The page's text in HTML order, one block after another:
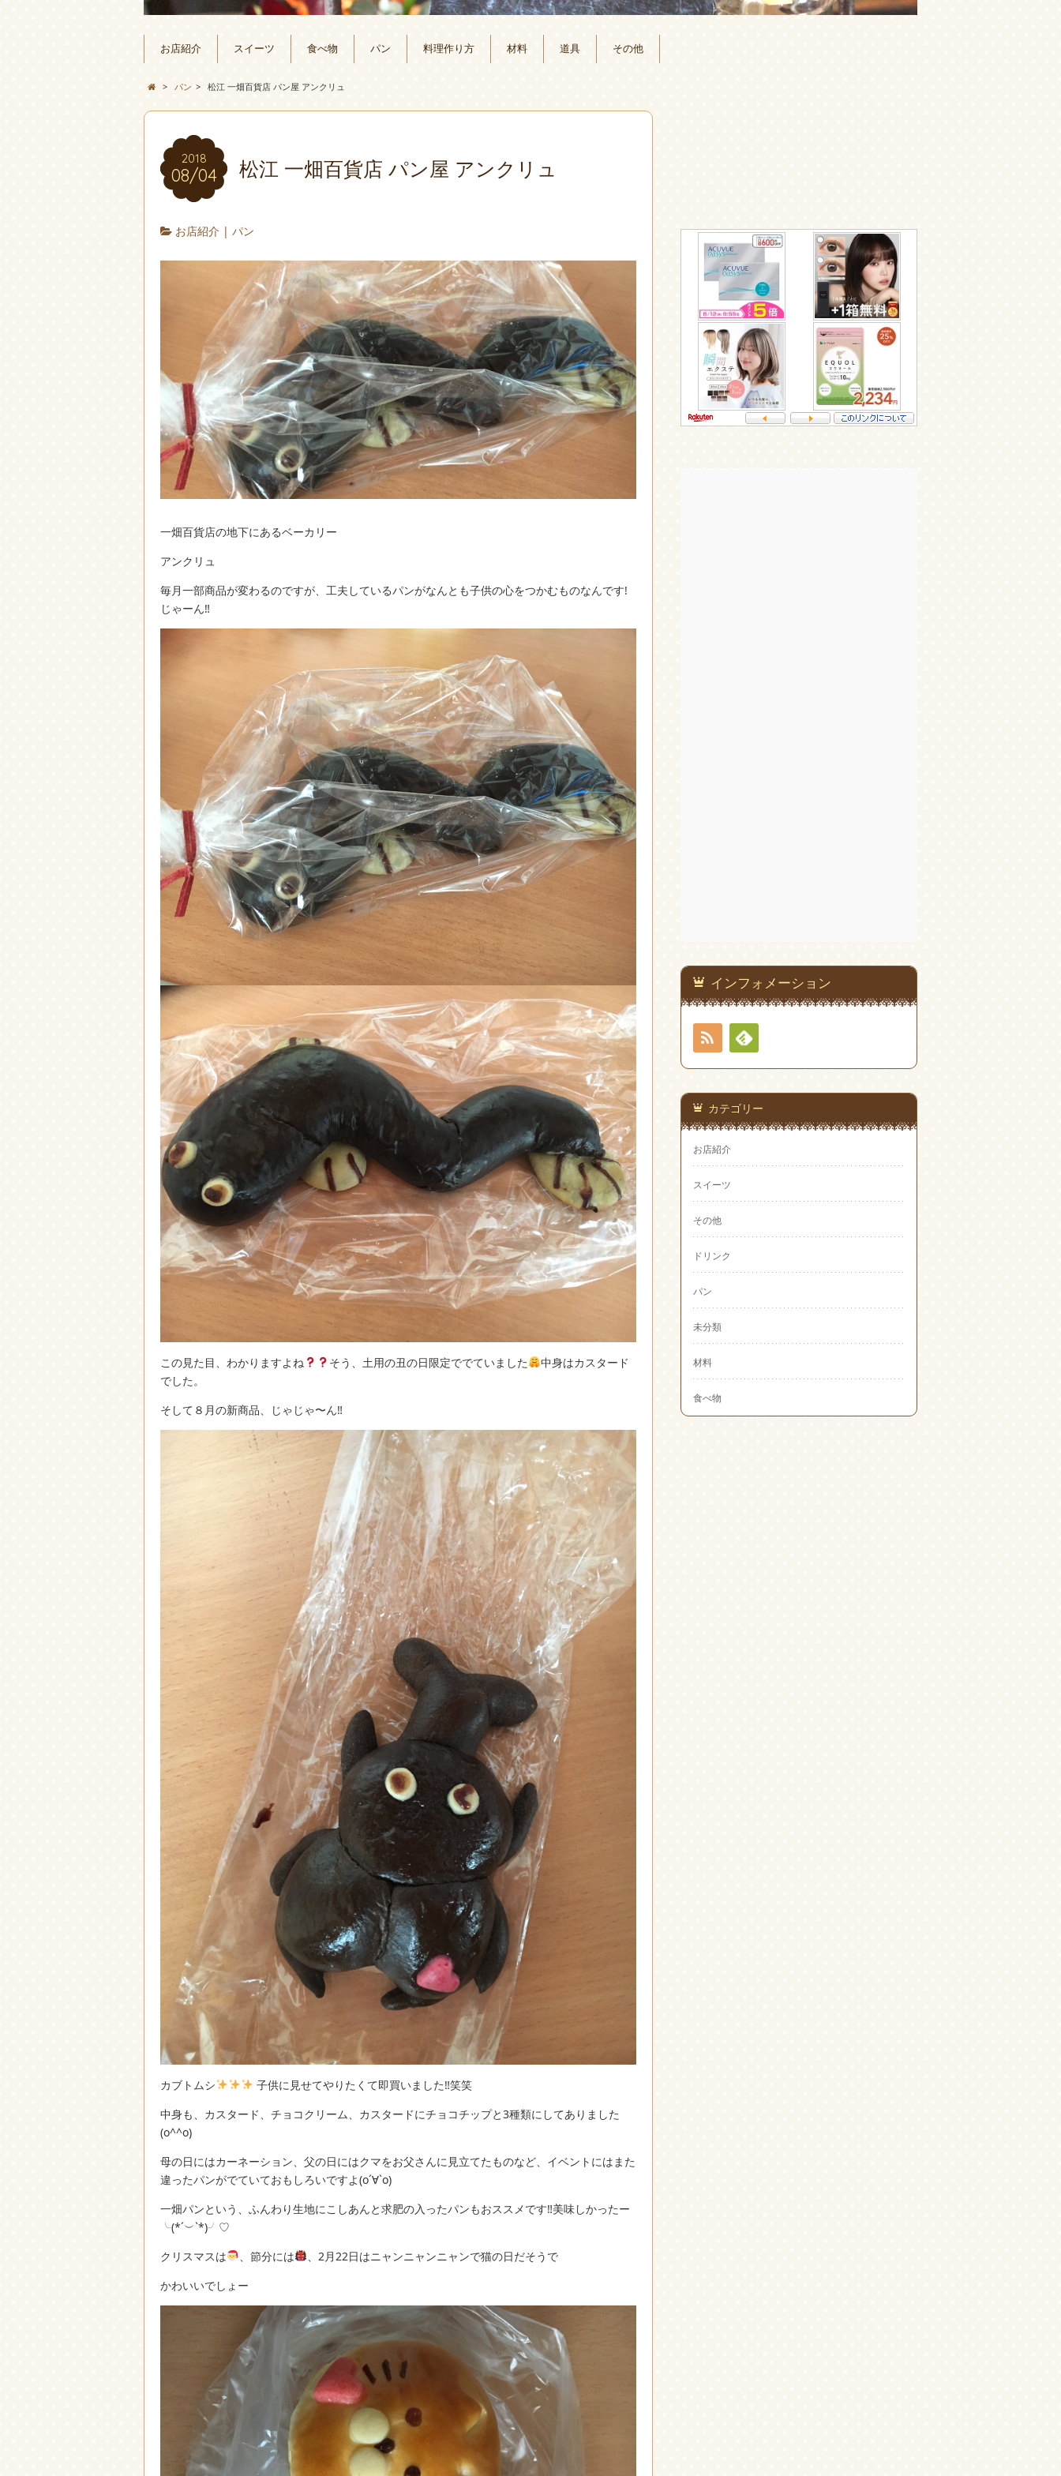
お店紹介 スイーツ 食べ物 パン 料理作り方 材料 道具 その他
> パン > 松江 一畑百貨店 パン屋 アンクリュ
2018
08/04 松江 一畑百貨店 パン屋 アンクリュ
お店紹介 |パン
一畑百貨店の地下にあるベーカリー
アンクリュ
毎月一部商品が変わるのですが、工夫しているパンがなんとも子供の心をつかむものなんです!
じゃーん‼︎
この見た目、わかりますよね そう、土用の丑の日限定ででていました
中身はカスタード
でした。
そして８月の新商品、じゃじゃ〜ん‼︎
カブトムシ
子供に見せてやりたくて即買いました‼︎笑笑
中身も、カスタード、チョコクリーム、カスタードにチョコチップと3種類にしてありました
(o^^o)
母の日にはカーネーション、父の日にはクマをお父さんに見立てたものなど、イベントにはまた
違ったパンがでていておもしろいですよ(о´∀`о)
一畑パンという、ふんわり生地にこしあんと求肥の入ったパンもおススメです‼︎美味しかったー
╰(*´︶`*)╯♡
クリスマスは
、節分には
、2月22日はニャンニャンニャンで猫の日だそうで
かわいいでしょー
インフォメーション
Feedly
カテゴリー
お店紹介
スイーツ
その他
ドリンク
パン
未分類
材料
食べ物